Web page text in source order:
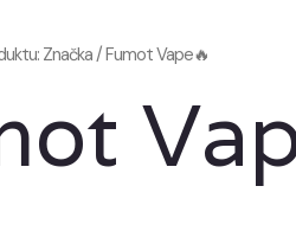
Značka / Fumot Vape🔥